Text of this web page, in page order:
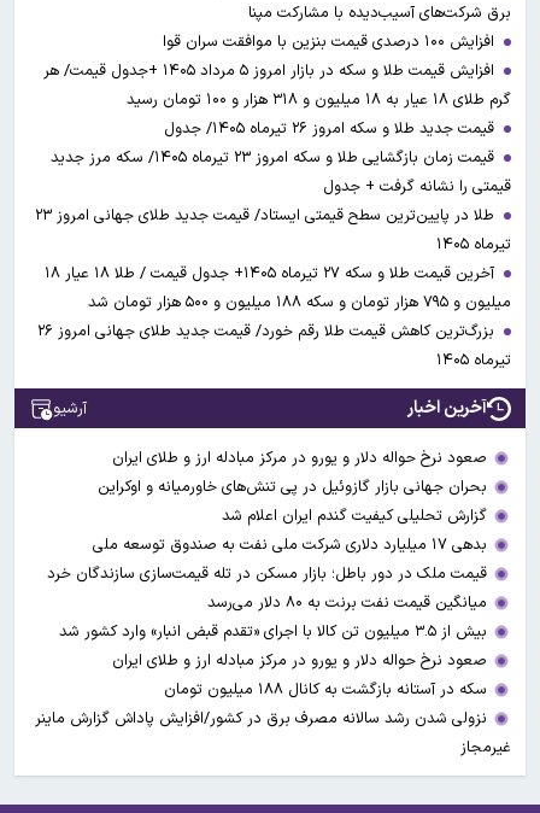
برق شرکت‌های آسیب‌دیده با مشارکت مپنا
افزایش ۱۰۰ درصدی قیمت بنزین با موافقت سران قوا
افزایش قیمت طلا و سکه در بازار امروز ۵ مرداد ۱۴۰۵ +جدول قیمت/ هر
گرم طلای ۱۸ عیار به ۱۸ میلیون و ۳۱۸ هزار و ۱۰۰ تومان رسید
قیمت جدید طلا و سکه امروز ۲۶ تیرماه ۱۴۰۵/ جدول
قیمت زمان بازگشایی طلا و سکه امروز ۲۳ تیرماه ۱۴۰۵/ سکه مرز جدید
قیمتی را نشانه گرفت + جدول
طلا در پایین‌ترین سطح قیمتی ایستاد/ قیمت جدید طلای جهانی امروز ۲۳
تیرماه ۱۴۰۵
آخرین قیمت طلا و سکه ۲۷ تیرماه ۱۴۰۵+ جدول قیمت / طلا ۱۸ عیار ۱۸
میلیون و ۷۹۵ هزار تومان و سکه ۱۸۸ میلیون و ۵۰۰ هزار تومان شد
بزرگ‌ترین کاهش قیمت طلا رقم خورد/ قیمت جدید طلای جهانی امروز ۲۶
تیرماه ۱۴۰۵
آخرین اخبار آرشیو
صعود نرخ حواله دلار و یورو در مرکز مبادله ارز و طلای ایران
بحران جهانی بازار گازوئیل در پی تنش‌های خاورمیانه و اوکراین
گزارش تحلیلی کیفیت گندم ایران اعلام شد
بدهی ۱۷ میلیارد دلاری شرکت ملی نفت به صندوق توسعه ملی
قیمت ملک در دور باطل؛ بازار مسکن در تله قیمت‌سازی سازندگان خرد
میانگین قیمت نفت برنت به ۸۰ دلار می‌رسد
بیش از ۳.۵ میلیون تن کالا با اجرای «تقدم قبض انبار» وارد کشور شد
صعود نرخ حواله دلار و یورو در مرکز مبادله ارز و طلای ایران
سکه در آستانه بازگشت به کانال ۱۸۸ میلیون تومان
نزولی شدن رشد سالانه مصرف برق در کشور/افزایش پاداش گزارش ماینر
غیرمجاز